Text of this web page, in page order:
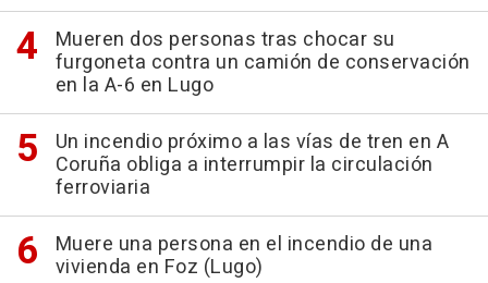
Mueren dos personas tras chocar su
furgoneta contra un camión de conservación
en la A-6 en Lugo
Un incendio próximo a las vías de tren en A
Coruña obliga a interrumpir la circulación
ferroviaria
Muere una persona en el incendio de una
vivienda en Foz (Lugo)